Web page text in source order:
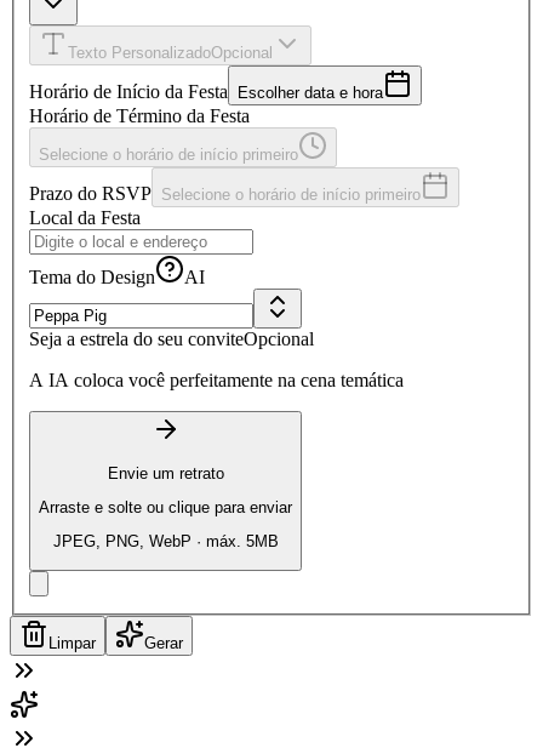
Texto PersonalizadoOpcional
Horário de Início da Festa Escolher data e hora
Horário de Término da Festa
Selecione o horário de início primeiro
Prazo do RSVP Selecione o horário de início primeiro
Local da Festa
Tema do Design AI
Seja a estrela do seu conviteOpcional
A IA coloca você perfeitamente na cena temática
Envie um retrato
Arraste e solte ou clique para enviar
JPEG, PNG, WebP · máx. 5MB
Limpar Gerar